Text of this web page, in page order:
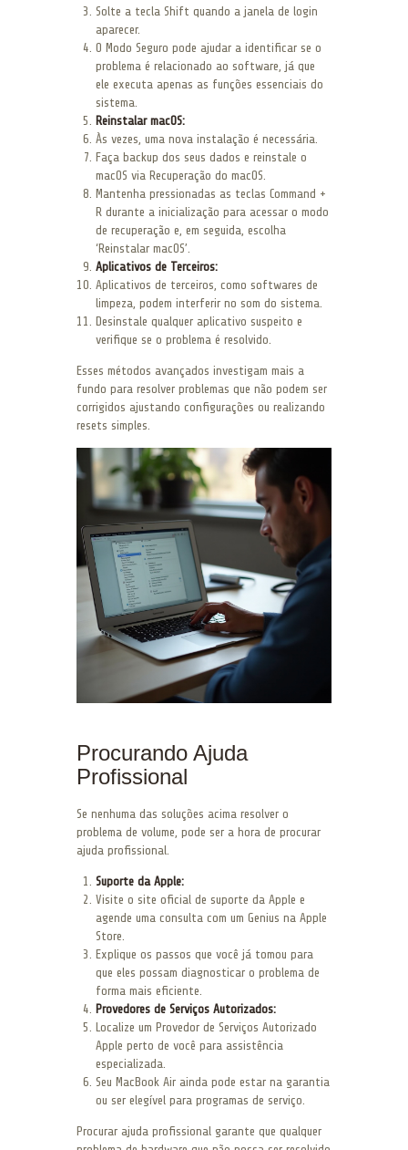
Solte a tecla Shift quando a janela de login
aparecer.
O Modo Seguro pode ajudar a identificar se o
problema é relacionado ao software, já que
ele executa apenas as funções essenciais do
sistema.
Reinstalar macOS:
Às vezes, uma nova instalação é necessária.
Faça backup dos seus dados e reinstale o
macOS via Recuperação do macOS.
Mantenha pressionadas as teclas Command +
R durante a inicialização para acessar o modo
de recuperação e, em seguida, escolha
‘Reinstalar macOS’.
Aplicativos de Terceiros:
Aplicativos de terceiros, como softwares de
limpeza, podem interferir no som do sistema.
Desinstale qualquer aplicativo suspeito e
verifique se o problema é resolvido.
Esses métodos avançados investigam mais a
fundo para resolver problemas que não podem ser
corrigidos ajustando configurações ou realizando
resets simples.
Procurando Ajuda
Profissional
Se nenhuma das soluções acima resolver o
problema de volume, pode ser a hora de procurar
ajuda profissional.
Suporte da Apple:
Visite o site oficial de suporte da Apple e
agende uma consulta com um Genius na Apple
Store.
Explique os passos que você já tomou para
que eles possam diagnosticar o problema de
forma mais eficiente.
Provedores de Serviços Autorizados:
Localize um Provedor de Serviços Autorizado
Apple perto de você para assistência
especializada.
Seu MacBook Air ainda pode estar na garantia
ou ser elegível para programas de serviço.
Procurar ajuda profissional garante que qualquer